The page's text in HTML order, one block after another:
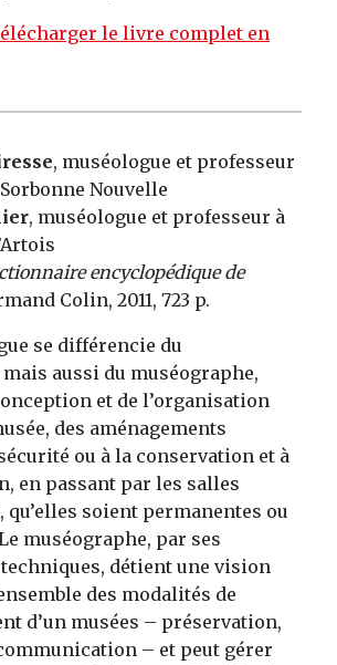
le livre complet en
, muséologue et professeur
Nouvelle
, muséologue et professeur à
encyclopédique de
Colin, 2011, 723 p.
se différencie du
aussi du muséographe,
et de l’organisation
des aménagements
ou à la conservation et à
en passant par les salles
qu’elles soient permanentes ou
muséographe, par ses
détient une vision
des modalités de
d’un musées – préservation,
– et peut gérer